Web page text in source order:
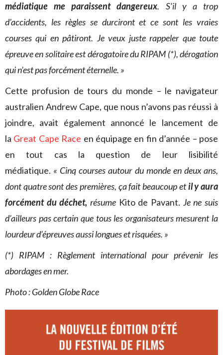
médiatique me paraissent dangereux. S’il y a trop
d’accidents, les règles se durciront et ce sont les vraies
courses qui en pâtiront. Je veux juste rappeler que toute
épreuve en solitaire est dérogatoire du RIPAM (*), dérogation
qui n’est pas forcément éternelle. »
Cette profusion de tours du monde – le navigateur
australien Andrew Cape, que nous n’avons pas réussi à
joindre, avait également annoncé le lancement de
la Great Cape Race en équipage en fin d’année – pose
en tout cas la question de leur lisibilité
médiatique. « Cinq courses autour du monde en deux ans,
dont quatre sont des premières, ça fait beaucoup etil y aura
forcément du déchet, résume Kito de Pavant. Je ne suis
d’ailleurs pas certain que tous les organisateurs mesurent la
lourdeur d’épreuves aussi longues et risquées. »
(*) RIPAM : Règlement international pour prévenir les
abordages en mer.
Photo : Golden Globe Race